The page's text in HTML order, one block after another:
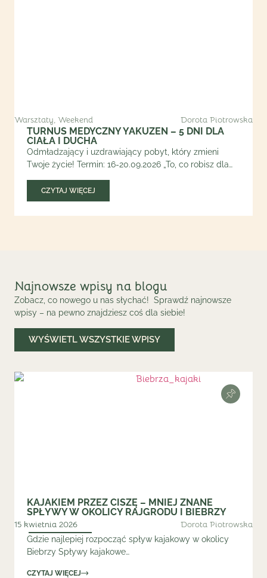
Warsztaty, Weekend Dorota Piotrowska
TURNUS MEDYCZNY YAKUZEN – 5 DNI DLA
CIAŁA I DUCHA
Odmładzający i uzdrawiający pobyt, który zmieni
Twoje życie! Termin: 16-20.09.2026 „To, co robisz dla…
CZYTAJ WIĘCEJ
Najnowsze wpisy na blogu
Zobacz, co nowego u nas słychać! Sprawdź najnowsze
wpisy – na pewno znajdziesz coś dla siebie!
WYŚWIETL WSZYSTKIE WPISY
KAJAKIEM PRZEZ CISZĘ – MNIEJ ZNANE
SPŁYWY W OKOLICY RAJGRODU I BIEBRZY
15 kwietnia 2026 Dorota Piotrowska
Gdzie najlepiej rozpocząć spływ kajakowy w okolicy
Biebrzy Spływy kajakowe…
CZYTAJ WIĘCEJ